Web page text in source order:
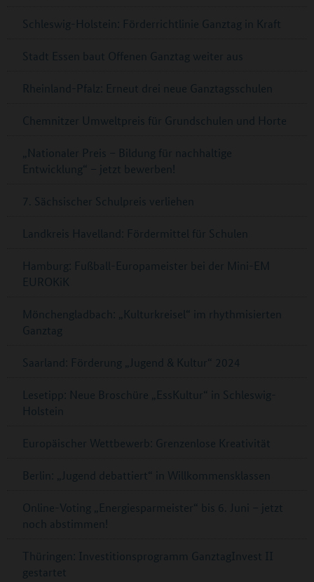
Schleswig-Holstein: Förderrichtlinie Ganztag in Kraft
Stadt Essen baut Offenen Ganztag weiter aus
Rheinland-Pfalz: Erneut drei neue Ganztagsschulen
Chemnitzer Umweltpreis für Grundschulen und Horte
„Nationaler Preis – Bildung für nachhaltige
Entwicklung“ – jetzt bewerben!
7. Sächsischer Schulpreis verliehen
Landkreis Havelland: Fördermittel für Schulen
Hamburg: Fußball-Europameister bei der Mini-EM
EUROKiK
Mönchengladbach: „Kulturkreisel“ im rhythmisierten
Ganztag
Saarland: Förderung „Jugend & Kultur“ 2024
Lesetipp: Neue Broschüre „EssKultur“ in Schleswig-
Holstein
Europäischer Wettbewerb: Grenzenlose Kreativität
Berlin: „Jugend debattiert“ in Willkommensklassen
Online-Voting „Energiesparmeister“ bis 6. Juni – jetzt
noch abstimmen!
Thüringen: Investitionsprogramm GanztagInvest II
gestartet